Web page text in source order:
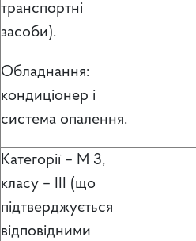
транспортні
засоби).
Обладнання:
кондиціонер і
система опалення.
Категорії – М 3,
класу – ІІІ (що
підтверджується
відповідними